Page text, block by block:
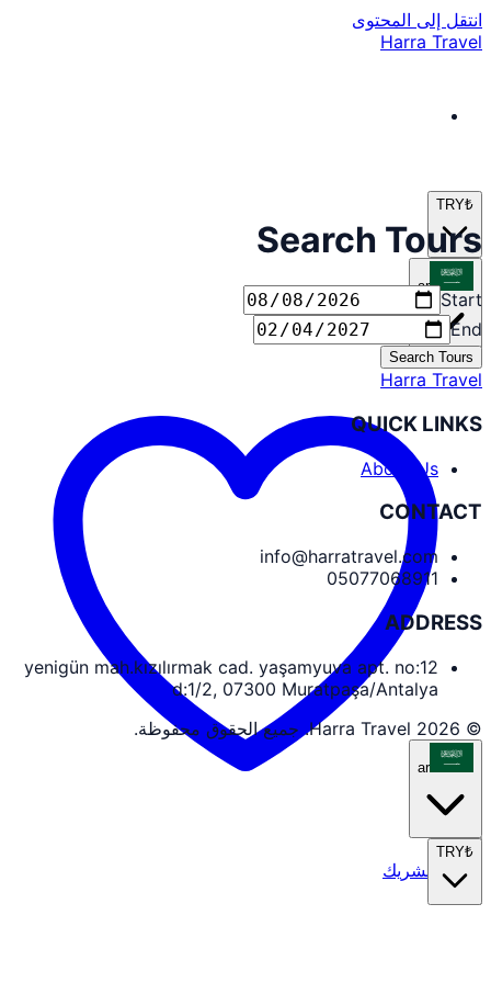
انتقل إلى المحتوى
Harra Travel
₺
TRY
ar
دخول الشريك
Search Tours
Start
End
Search Tours
Harra Travel
QUICK LINKS
About Us
CONTACT
info@harratravel.com
05077068911
ADDRESS
yenigün mah.kızılırmak cad. yaşamyuva apt. no:12
d:1/2, 07300 Muratpaşa/Antalya
© 2026 Harra Travel. جميع الحقوق محفوظة.
ar
₺
TRY